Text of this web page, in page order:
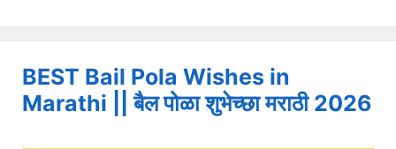
BEST Bail Pola Wishes in
Marathi || बैल पोळा शुभेच्छा मराठी 2026